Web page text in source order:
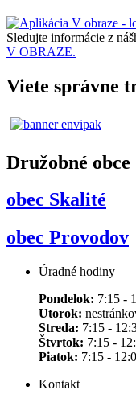
Sledujte informácie z
V OBRAZE.
Viete správne
Družobné obce
obec Skalité
obec Provodov
Úradné hodiny
Pondelok: 7:15 -
Utorok:
Streda: 7:15 -
Štvrtok: 7:15 -
Piatok: 7:15 -
Kontakt